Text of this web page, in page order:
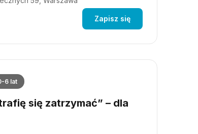
Zapisz się
6 lat
się zatrzymać” – dla